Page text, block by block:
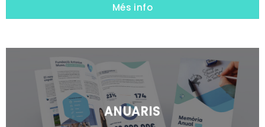
Més info
ANUARIS